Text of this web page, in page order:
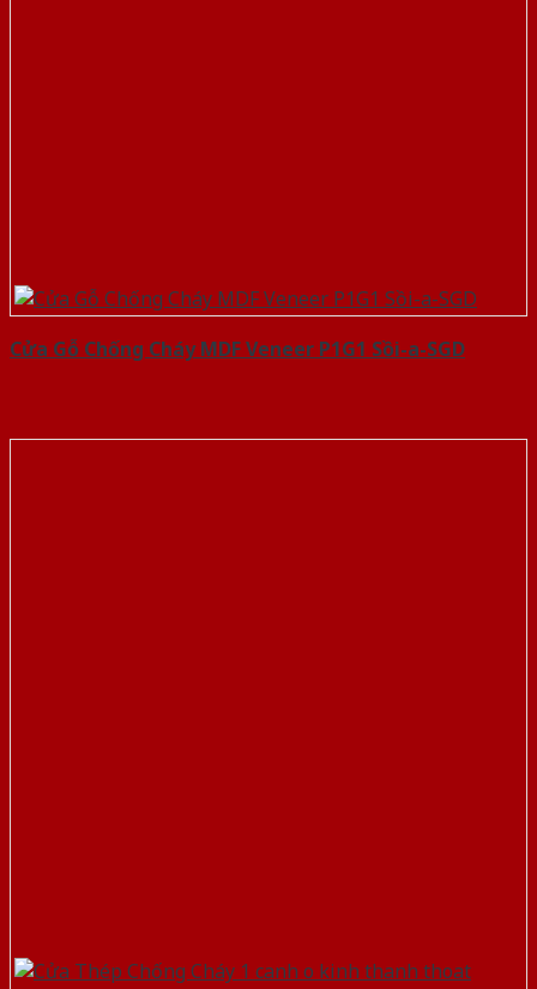
Cửa Gỗ Chống Cháy MDF Veneer P1G1 Sồi-a-SGD